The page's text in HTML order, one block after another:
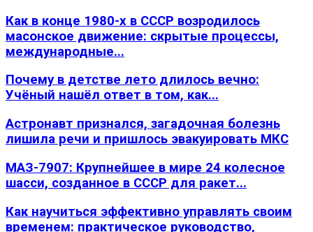
Как в конце 1980-х в СССР возродилось
масонское движение: скрытые процессы,
международные...
Почему в детстве лето длилось вечно:
Учёный нашёл ответ в том, как...
Астронавт признался, загадочная болезнь
лишила речи и пришлось эвакуировать МКС
МАЗ-7907: Крупнейшее в мире 24 колесное
шасси, созданное в СССР для ракет...
Как научиться эффективно управлять своим
временем: практическое руководство,